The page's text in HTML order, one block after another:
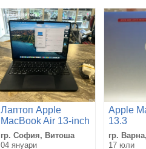
Лаптоп Apple
MacBook Air 13-inch
M3 2024
гр. София, Витоша
04 януари
Apple
13.3
гр.
17 юли